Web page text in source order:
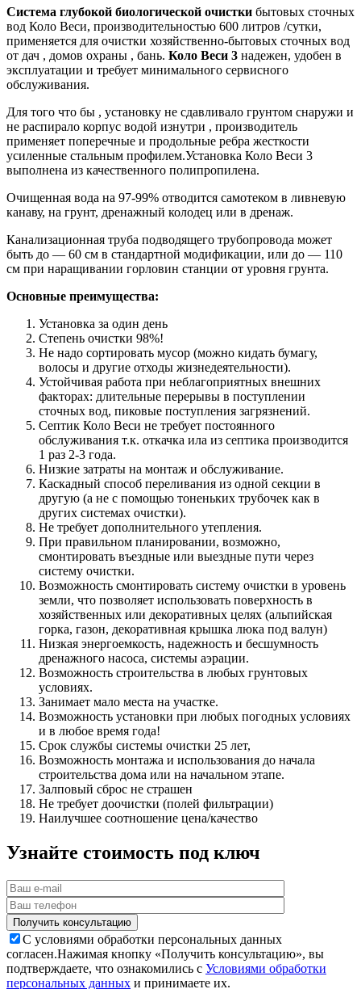
Система глубокой биологической очистки бытовых сточных
вод Коло Веси, производительностью 600 литров /сутки,
применяется для очистки хозяйственно-бытовых сточных вод
от дач , домов охраны , бань. Коло Веси 3 надежен, удобен в
эксплуатации и требует минимального сервисного
обслуживания.
Для того что бы , установку не сдавливало грунтом снаружи и
не распирало корпус водой изнутри , производитель
применяет поперечные и продольные ребра жесткости
усиленные стальным профилем.Установка Коло Веси 3
выполнена из качественного полипропилена.
Очищенная вода на 97-99% отводится самотеком в ливневую
канаву, на грунт, дренажный колодец или в дренаж.
Канализационная труба подводящего трубопровода может
быть до — 60 см в стандартной модификации, или до — 110
см при наращивании горловин станции от уровня грунта.
Основные преимущества:
Установка за один день
Степень очистки 98%!
Не надо сортировать мусор (можно кидать бумагу,
волосы и другие отходы жизнедеятельности).
Устойчивая работа при неблагоприятных внешних
факторах: длительные перерывы в поступлении
сточных вод, пиковые поступления загрязнений.
Септик Коло Веси не требует постоянного
обслуживания т.к. откачка ила из септика производится
1 раз 2-3 года.
Низкие затраты на монтаж и обслуживание.
Каскадный способ переливания из одной секции в
другую (а не с помощью тоненьких трубочек как в
других системах очистки).
Не требует дополнительного утепления.
При правильном планировании, возможно,
смонтировать въездные или выездные пути через
систему очистки.
Возможность смонтировать систему очистки в уровень
земли, что позволяет использовать поверхность в
хозяйственных или декоративных целях (альпийская
горка, газон, декоративная крышка люка под валун)
Низкая энергоемкость, надежность и бесшумность
дренажного насоса, системы аэрации.
Возможность строительства в любых грунтовых
условиях.
Занимает мало места на участке.
Возможность установки при любых погодных условиях
и в любое время года!
Срок службы системы очистки 25 лет,
Возможность монтажа и использования до начала
строительства дома или на начальном этапе.
Залповый сброс не страшен
Не требует доочистки (полей фильтрации)
Наилучшее соотношение цена/качество
Узнайте стоимость под ключ
С условиями обработки персональных данных
согласен.Нажимая кнопку «Получить консультацию», вы
подтверждаете, что ознакомились с Условиями обработки
персональных данных и принимаете их.